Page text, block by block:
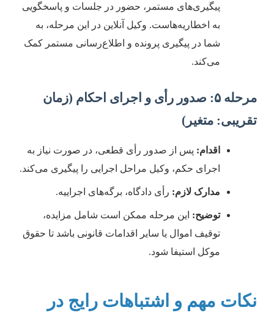
پیگیری‌های مستمر، حضور در جلسات و پاسخگویی
به اخطاریه‌هاست. وکیل آنلاین در این مرحله، به
شما در پیگیری پرونده و اطلاع‌رسانی مستمر کمک
می‌کند.
مرحله ۵: صدور رأی و اجرای احکام (زمان
متغیر)
اقدام:پس از صدور رأی قطعی، در صورت نیاز به
اجرای حکم، وکیل مراحل اجرایی را پیگیری می‌کند.
مدارک لازم: رأی دادگاه، برگه‌های اجراییه.
توضیح:این مرحله ممکن است شامل مزایده،
توقیف اموال یا سایر اقدامات قانونی باشد تا حقوق
موکل استیفا شود.
مهم و اشتباهات رایج در